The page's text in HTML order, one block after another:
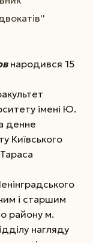
народився 15
імені Ю.
денне
Київського
і старшим
району м.
нагляду